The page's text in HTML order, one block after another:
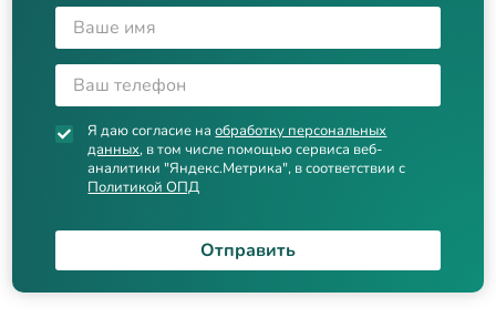
Я даю согласие наобработку персональных
данных, в том числе помощью сервиса веб-
аналитики "Яндекс.Метрика", в соответствии с
Политикой ОПД
Отправить